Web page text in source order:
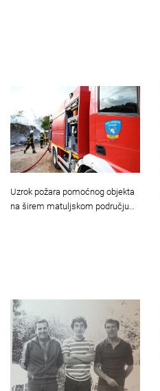
Uzrok požara pomoćnog objekta
na širem matuljskom području…